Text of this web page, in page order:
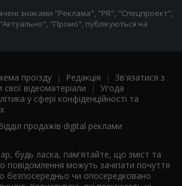
знаками "Реклама", "PR", "Спецпроект",
"Промо", публікуються на
проїзду | Редакція | Зв'язатися з
свої відеоматеріали | Угода
у сфері конфіденційності та
продажів digital реклами
будь ласка, пам'ятайте, що зміст та
повідомлення можуть зачіпати почуття
безпосередньо чи опосередковано